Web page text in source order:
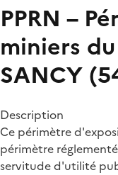
PPRN –
miniers
SANCY
Description
Ce périmètre
périmètre
servitude d'utilité